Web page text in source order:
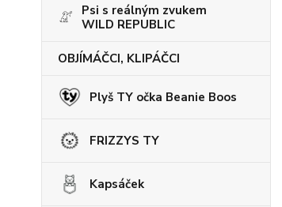
Psi s reálným zvukem
WILD REPUBLIC
OBJÍMÁČCI, KLIPÁČCI
Plyš TY očka Beanie Boos
FRIZZYS TY
Kapsáček